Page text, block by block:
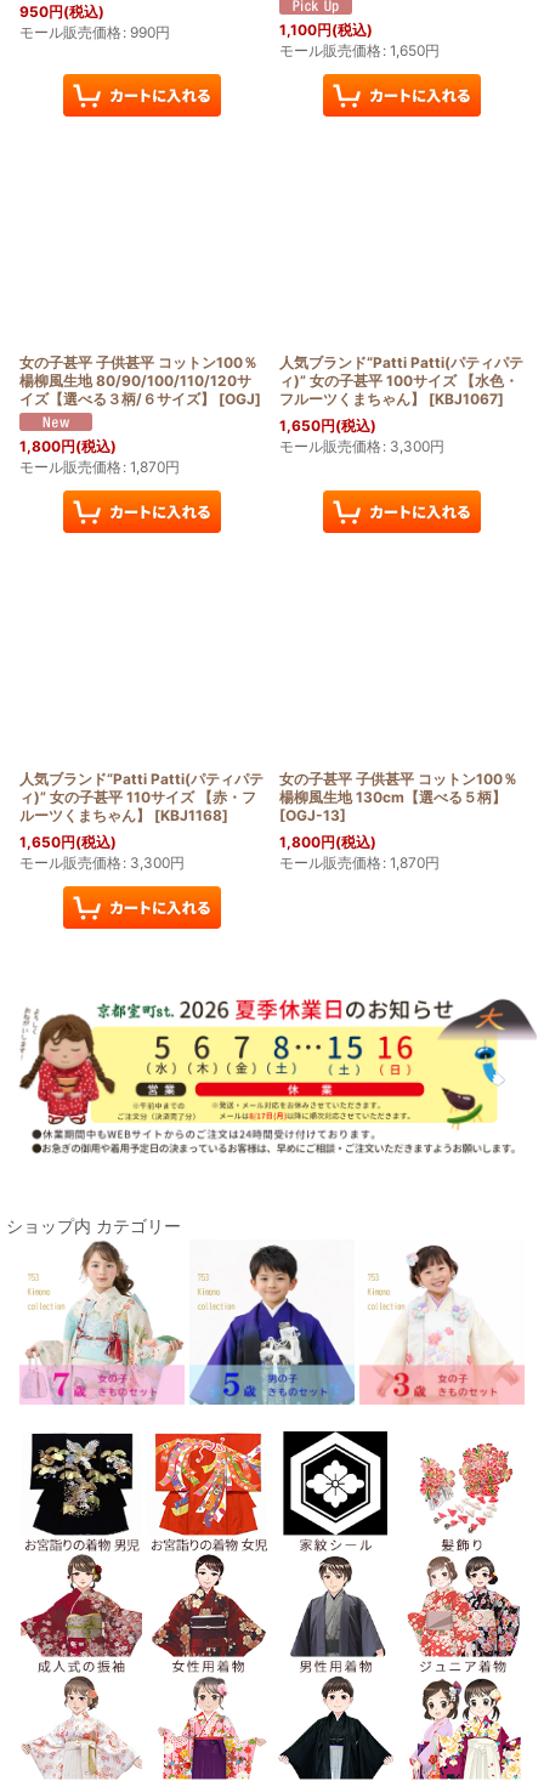
950円(税込)
モール販売価格: 990円 1,100円(税込)
モール販売価格: 1,650円
女の子甚平 子供甚平 コットン100％
楊柳風生地 80/90/100/110/120サ
イズ【選べる３柄/６サイズ】
[OGJ]
1,800円(税込)
モール販売価格: 1,870円
人気ブランド“Patti Patti(パティパテ
ィ)” 女の子甚平 100サイズ 【水色・
フルーツくまちゃん】
[KBJ1067]
1,650円(税込)
モール販売価格: 3,300円
人気ブランド“Patti Patti(パティパテ
ィ)” 女の子甚平 110サイズ 【赤・フ
ルーツくまちゃん】
[KBJ1168]
1,650円(税込)
モール販売価格: 3,300円
女の子甚平 子供甚平 コットン100％
楊柳風生地 130cm【選べる５柄】
[OGJ-13]
1,800円(税込)
モール販売価格: 1,870円
ショップ内 カテゴリー